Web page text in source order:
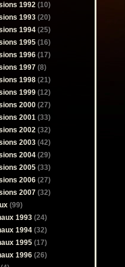
1992 (10)
1993 (20)
1994 (25)
1995 (16)
1996 (17)
1997 (8)
1998 (21)
1999 (12)
2000 (27)
2001 (33)
2002 (32)
2003 (42)
2004 (29)
2005 (33)
2006 (27)
2007 (32)
(99)
1993 (24)
1994 (32)
1995 (17)
1996 (26)